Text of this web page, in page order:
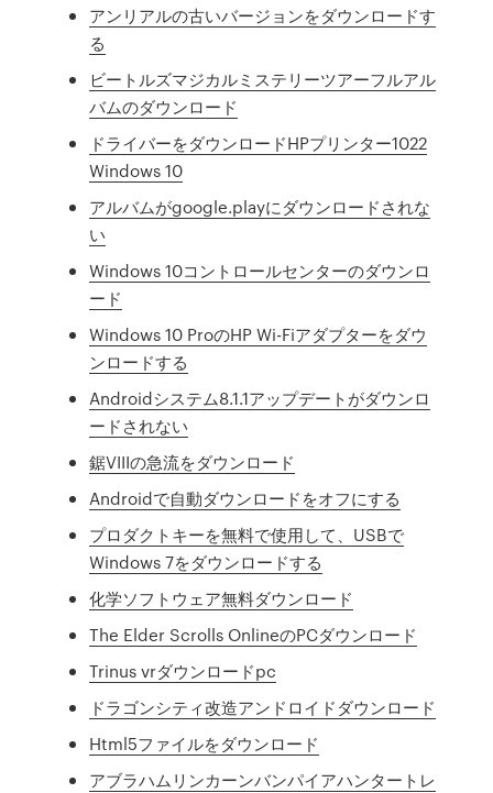
アンリアルの古いバージョンをダウンロードす
る
ビートルズマジカルミステリーツアーフルアル
バムのダウンロード
ドライバーをダウンロードHPプリンター1022
Windows 10
アルバムがgoogle.playにダウンロードされな
い
Windows 10コントロールセンターのダウンロ
ード
Windows 10 ProのHP Wi-Fiアダプターをダウ
ンロードする
Androidシステム8.1.1アップデートがダウンロ
ードされない
鋸VIIIの急流をダウンロード
Androidで自動ダウンロードをオフにする
プロダクトキーを無料で使用して、USBで
Windows 7をダウンロードする
化学ソフトウェア無料ダウンロード
The Elder Scrolls OnlineのPCダウンロード
Trinus vrダウンロードpc
ドラゴンシティ改造アンドロイドダウンロード
Html5ファイルをダウンロード
アブラハムリンカーンバンパイアハンタートレ